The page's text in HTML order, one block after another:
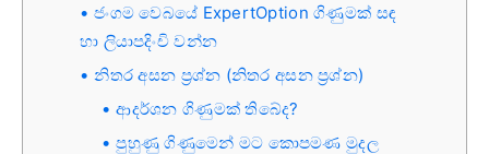
ජංගම වෙබයේ ExpertOption ගිණුමක් සඳ
හා ලියාපදිංචි වන්න
නිතර අසන ප්‍රශ්න (නිතර අසන ප්‍රශ්න)
ආදර්ශන ගිණුමක් තිබේද?
පුහුණු ගිණුමෙන් මට කොපමණ මුදල